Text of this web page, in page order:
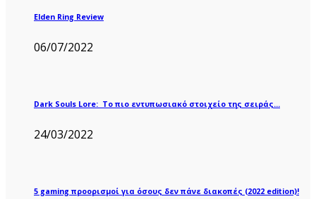
Elden Ring Review
06/07/2022
Dark Souls Lore: Το πιο εντυπωσιακό στοιχείο της σειράς…
24/03/2022
5 gaming προορισμοί για όσους δεν πάνε διακοπές (2022 edition)!